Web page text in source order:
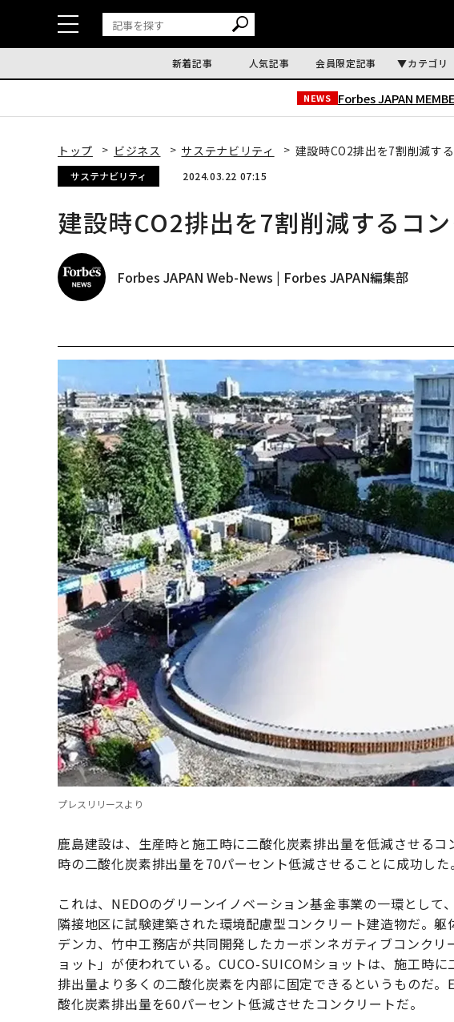
新着記事 人気記事 会員限定記事 カテゴリ
NEWS Forbes JAPAN
トップ ビジネス サステナビリティ 建設時CO2排出を7割削減す
サステナビリティ 2024.03.22 07:15
建設時CO2排出を7割削減するコ
Forbes JAPAN Web-News | Forbes JAPAN編集部
プレスリリースより
鹿島建設は、生産時と施工時に二酸化炭素排出量を低減させる
時の二酸化炭素排出量を70パーセント低減させることに成功した。
これは、NEDOのグリーンイノベーション基金事業の一環として
隣接地区に試験建築された環境配慮型コンクリート建造物だ。躯
デンカ、竹中工務店が共同開発したカーボンネガティブコンク
ョット」が使われている。CUCO-SUICOMショットは、施工時
排出量より多くの二酸化炭素を内部に固定できるというものだ
酸化炭素排出量を60パーセント低減させたコンクリートだ。